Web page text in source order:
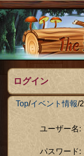
ログイン
Top/イベント情報/
ユーザー名:
パスワード:
メニュー